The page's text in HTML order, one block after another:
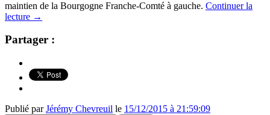
maintien de la Bourgogne Franche-Comté à gauche. Continuer la
lecture →
Partager :
Publié parJérémy Chevreuil le 15/12/2015 à 21:59:09